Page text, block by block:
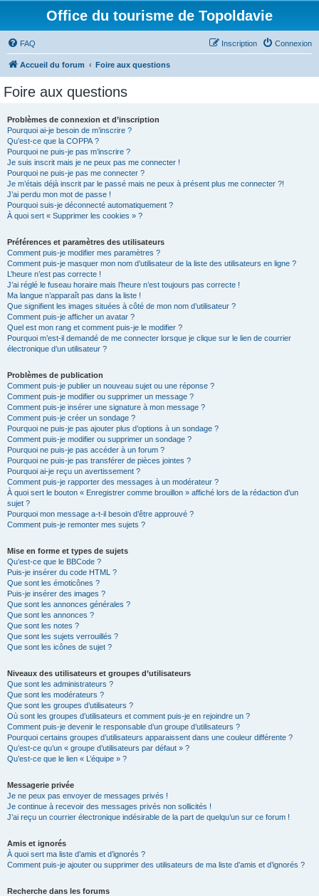
Office du tourisme de Topoldavie
FAQ Connexion
Inscription
Accueil du forum Foire aux questions
Foire aux questions
Problèmes de connexion et d’inscription
Pourquoi ai-je besoin de m’inscrire ?
Qu’est-ce que la COPPA ?
Pourquoi ne puis-je pas m’inscrire ?
Je suis inscrit mais je ne peux pas me connecter !
Pourquoi ne puis-je pas me connecter ?
Je m’étais déjà inscrit par le passé mais ne peux à présent plus me connecter ?!
J’ai perdu mon mot de passe !
Pourquoi suis-je déconnecté automatiquement ?
À quoi sert « Supprimer les cookies » ?
Préférences et paramètres des utilisateurs
Comment puis-je modifier mes paramètres ?
Comment puis-je masquer mon nom d’utilisateur de la liste des utilisateurs en ligne ?
L’heure n’est pas correcte !
J’ai réglé le fuseau horaire mais l’heure n’est toujours pas correcte !
Ma langue n’apparaît pas dans la liste !
Que signifient les images situées à côté de mon nom d’utilisateur ?
Comment puis-je afficher un avatar ?
Quel est mon rang et comment puis-je le modifier ?
Pourquoi m’est-il demandé de me connecter lorsque je clique sur le lien de courrier
électronique d’un utilisateur ?
Problèmes de publication
Comment puis-je publier un nouveau sujet ou une réponse ?
Comment puis-je modifier ou supprimer un message ?
Comment puis-je insérer une signature à mon message ?
Comment puis-je créer un sondage ?
Pourquoi ne puis-je pas ajouter plus d’options à un sondage ?
Comment puis-je modifier ou supprimer un sondage ?
Pourquoi ne puis-je pas accéder à un forum ?
Pourquoi ne puis-je pas transférer de pièces jointes ?
Pourquoi ai-je reçu un avertissement ?
Comment puis-je rapporter des messages à un modérateur ?
À quoi sert le bouton « Enregistrer comme brouillon » affiché lors de la rédaction d’un
sujet ?
Pourquoi mon message a-t-il besoin d’être approuvé ?
Comment puis-je remonter mes sujets ?
Mise en forme et types de sujets
Qu’est-ce que le BBCode ?
Puis-je insérer du code HTML ?
Que sont les émoticônes ?
Puis-je insérer des images ?
Que sont les annonces générales ?
Que sont les annonces ?
Que sont les notes ?
Que sont les sujets verrouillés ?
Que sont les icônes de sujet ?
Niveaux des utilisateurs et groupes d’utilisateurs
Que sont les administrateurs ?
Que sont les modérateurs ?
Que sont les groupes d’utilisateurs ?
Où sont les groupes d’utilisateurs et comment puis-je en rejoindre un ?
Comment puis-je devenir le responsable d’un groupe d’utilisateurs ?
Pourquoi certains groupes d’utilisateurs apparaissent dans une couleur différente ?
Qu’est-ce qu’un « groupe d’utilisateurs par défaut » ?
Qu’est-ce que le lien « L’équipe » ?
Messagerie privée
Je ne peux pas envoyer de messages privés !
Je continue à recevoir des messages privés non sollicités !
J’ai reçu un courrier électronique indésirable de la part de quelqu’un sur ce forum !
Amis et ignorés
À quoi sert ma liste d’amis et d’ignorés ?
Comment puis-je ajouter ou supprimer des utilisateurs de ma liste d’amis et d’ignorés ?
Recherche dans les forums